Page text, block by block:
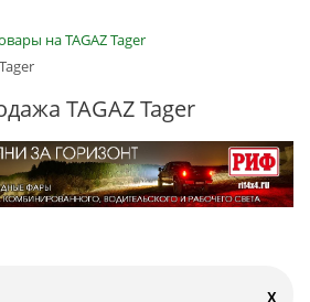
на TAGAZ Tager
TAGAZ Tager
X